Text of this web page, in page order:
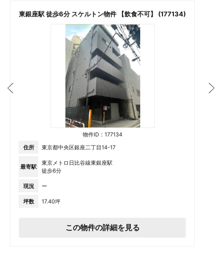
東銀座駅 徒歩6分 スケルトン物件 【飲食不可】 (177134)
物件ID：177134
住所
東京都中央区銀座二丁目14-17
最寄駅
東京メトロ日比谷線東銀座駅
徒歩6分
現況 ー
坪数 17.40坪
この物件の詳細を見る